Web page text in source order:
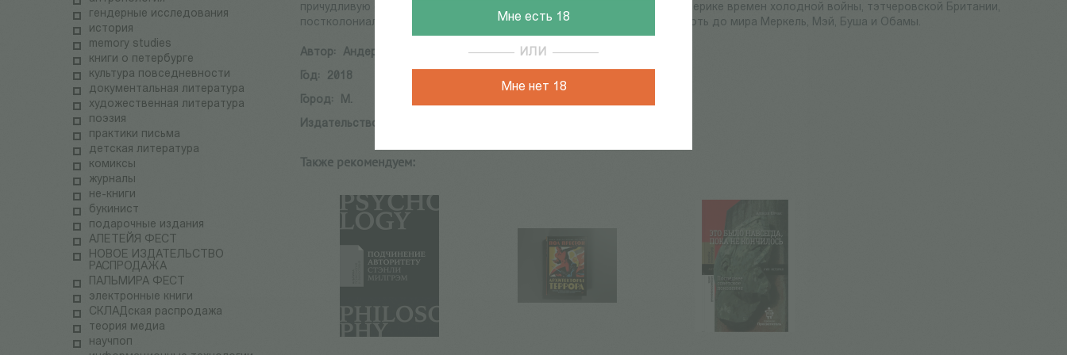
Мне есть 18
ИЛИ
Мне нет 18
гендерные исследования
история
memory studies
книги о петербурге
культура повседневности
документальная литература
художественная литература
поэзия
практики письма
детская литература
комиксы
журналы
не-книги
букинист
подарочные издания
АЛЕТЕЙЯ ФЕСТ
НОВОЕ ИЗДАТЕЛЬСТВО
РАСПРОДАЖА
ПАЛЬМИРА ФЕСТ
электронные книги
СКЛАДская распродажа
теория медиа
научпоп
причудливую судьбу в революционной России, фашистской Италии, Америке времен холодной войны, тэтчеровской Британии,
постколониальной Индии, феодальной Японии, маоистском Китае вплоть до мира Меркель, Мэй, Буша и Обамы.
Автор:
Андерсон П.
Год:
2018
Город:
М.
Издательство:
Также рекомендуем: